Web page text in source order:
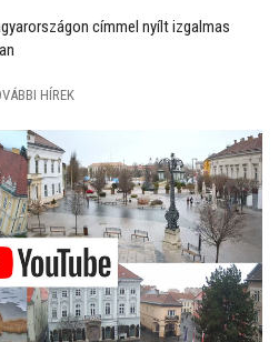
címmel nyílt izgalmas
HÍREK